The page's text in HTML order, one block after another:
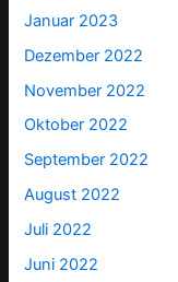
Januar 2023
Dezember 2022
November 2022
Oktober 2022
September 2022
August 2022
Juli 2022
Juni 2022